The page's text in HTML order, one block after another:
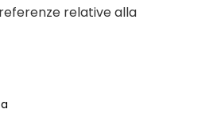
relative alla